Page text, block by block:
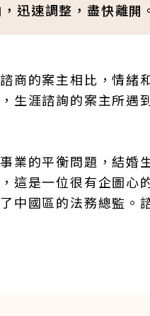
迅速調整，盡快離開
商的案主相比，情緒
生涯諮詢的案主所遇
業的平衡問題，結婚
這是一位很有企圖心
中國區的法務總監。